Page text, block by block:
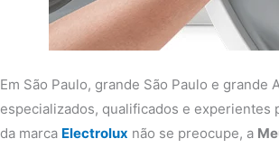
Em São Paulo, grande São Paulo e
especializados, qualificados e
da marca Electrolux não se preocupe, a